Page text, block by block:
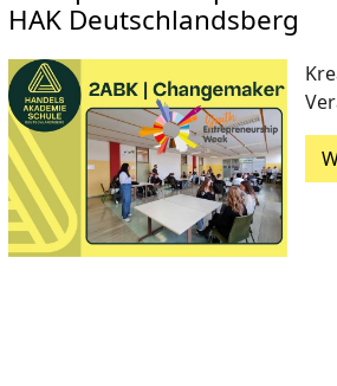
HAK Deutschlandsberg